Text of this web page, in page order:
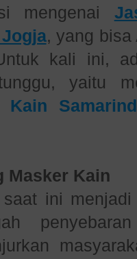
mengenai
, yang bisa
kali ini,
tunggu, yaitu
Kain
Masker Kain
saat ini